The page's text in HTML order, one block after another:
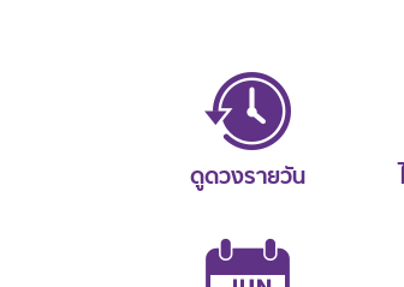
ดูดวงรายวัน